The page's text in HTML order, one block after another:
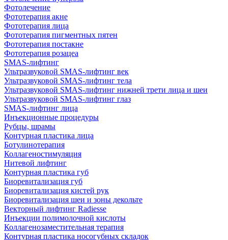
Фотолечение
Фототерапия акне
Фототерапия лица
Фототерапия пигментных пятен
Фототерапия постакне
Фототерапия розацеа
SMAS-лифтинг
Ультразвуковой SMAS-лифтинг век
Ультразвуковой SMAS-лифтинг тела
Ультразвуковой SMAS-лифтинг нижней трети лица и шеи
Ультразвуковой SMAS-лифтинг глаз
SMAS-лифтинг лица
Инъекционные процедуры
Рубцы, шрамы
Контурная пластика лица
Ботулинотерапия
Коллагеностимуляция
Нитевой лифтинг
Контурная пластика губ
Биоревитализация губ
Биоревитализация кистей рук
Биоревитализация шеи и зоны декольте
Векторный лифтинг Radiesse
Инъекции полимолочной кислоты
Коллагенозаместительная терапия
Контурная пластика носогубных складок